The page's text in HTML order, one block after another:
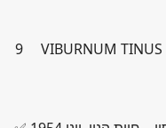
9 VIBURNUM TINUS